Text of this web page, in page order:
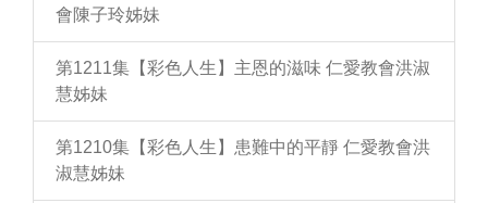
會陳子玲姊妹
第1211集【彩色人生】主恩的滋味 仁愛教會洪淑
慧姊妹
第1210集【彩色人生】患難中的平靜 仁愛教會洪
淑慧姊妹